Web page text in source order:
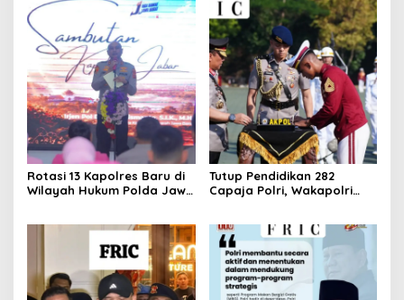
Rotasi 13 Kapolres Baru di
Wilayah Hukum Polda Jawa
Dinamika Organisasi.
Tutup Pendidikan 282
Capaja Polri, Wakapolri